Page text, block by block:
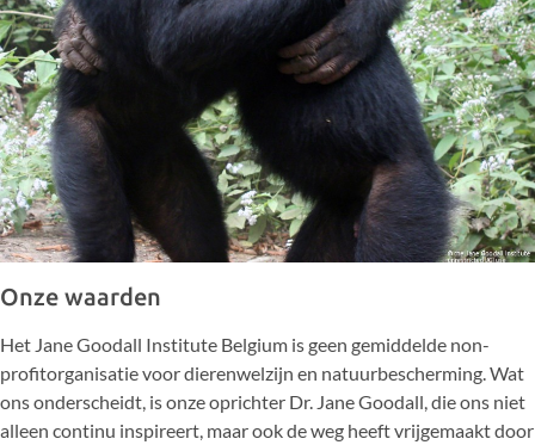
Onze waarden
Het Jane Goodall Institute Belgium is geen gemiddelde non-
profitorganisatie voor dierenwelzijn en natuurbescherming. Wat
ons onderscheidt, is onze oprichter Dr. Jane Goodall, die ons niet
alleen continu inspireert, maar ook de weg heeft vrijgemaakt door